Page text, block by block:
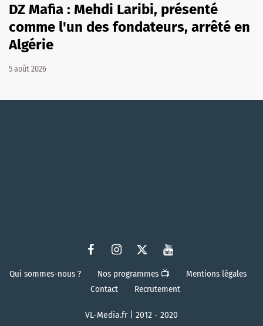
DZ Mafia : Mehdi Laribi, présenté
comme l'un des fondateurs, arrêté en
Algérie
5 août 2026
Qui sommes-nous ? Nos programmes 📺
Mentions légales
Contact
Recrutement
VL-Media.fr | 2012 - 2020